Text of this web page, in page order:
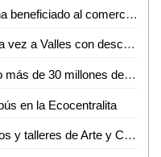
Carretera Valles–Tamazunchale ha beneficiado al comercio y turismo de Tamazunchale: CANACO
ExpoBecas 2026 llega por primera vez a Valles con descuentos de hasta 60% para estudiantes
Gobierno del estado ha distribuído más de 30 millones de litros de agua
en la Ecocentralita
UASLP abre inscripciones a cursos y talleres de Arte y Cultura para el semestre agosto-diciembre 2026